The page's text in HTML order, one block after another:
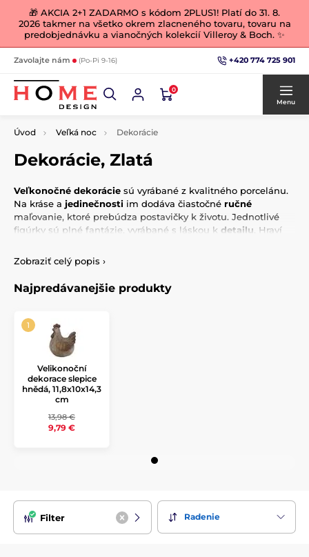
🎁 AKCIA 2+1 ZADARMO s kódom 2PLUS1! Platí do 31. 8.
2026 takmer na všetko okrem zlacneného tovaru, tovaru na
predobjednávku a vianočných kolekcií Villeroy & Boch. ✨
Zavolajte nám (Po-Pi 9-16) +420 774 725 901
0
Menu
Úvod Veľká noc Dekorácie
Dekorácie, Zlatá
Veľkonočné dekorácie sú vyrábané z kvalitného porcelánu.
Na kráse a jedinečnosti im dodáva čiastočné ručné
maľovanie, ktoré prebúdza postavičky k životu. Jednotlivé
figúrky sú plné fantázie, vyrábané s láskou k detailu . Hraví
dušu aozdobili
vašu domácnosť v čase veľkonočných
sviatkov. A ak si zajačikmi zamilujete, môžu zdobiť váš
prestretý stôl aj počas celého roka.
Zobraziť celý popis ›
Najpredávanejšie produkty
Velikonoční
dekorace slepice
hnědá, 11,8x10x14,3
cm
13,98 €
9,79 €
Filter Radenie